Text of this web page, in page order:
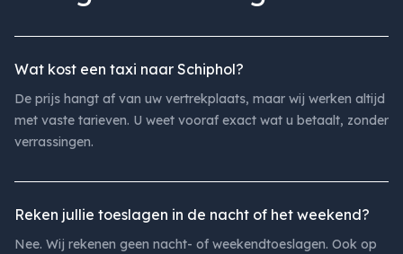
Wat kost een taxi naar Schiphol?
De prijs hangt af van uw vertrekplaats, maar wij werken altijd
met vaste tarieven. U weet vooraf exact wat u betaalt, zonder
verrassingen.
Reken jullie toeslagen in de nacht of het weekend?
Nee. Wij rekenen geen nacht- of weekendtoeslagen. Ook op